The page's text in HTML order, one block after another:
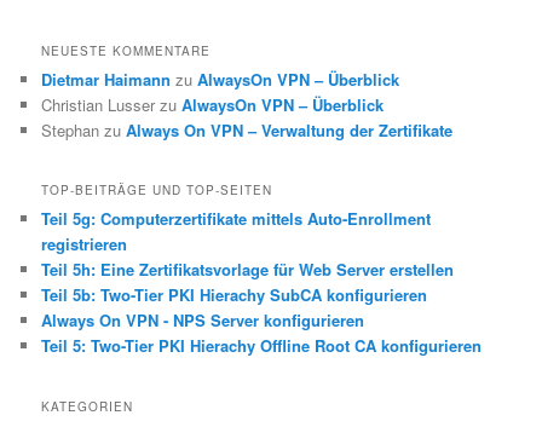
NEUESTE KOMMENTARE
Dietmar Haimann zuAlwaysOn VPN – Überblick
Christian Lusser zuAlwaysOn VPN – Überblick
Stephan zuAlways On VPN – Verwaltung der Zertifikate
TOP-BEITRÄGE UND TOP-SEITEN
Teil 5g: Computerzertifikate mittels Auto-Enrollment
registrieren
Teil 5h: Eine Zertifikatsvorlage für Web Server erstellen
Teil 5b: Two-Tier PKI Hierachy SubCA konfigurieren
Always On VPN - NPS Server konfigurieren
Teil 5: Two-Tier PKI Hierachy Offline Root CA konfigurieren
KATEGORIEN